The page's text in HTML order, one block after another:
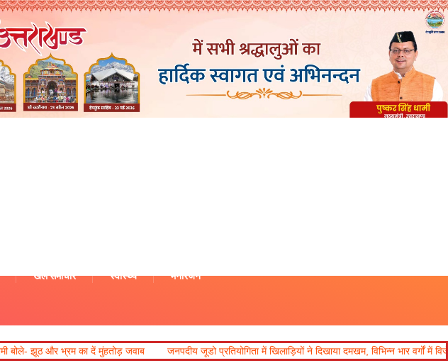
खेल समाचार स्वास्थ्य मनोरंजन
जवाब जनपदीय जूडो प्रतियोगिता में खिलाड़ियों ने दिखाया दमखम, विभिन्न भार वर्गों में विजेता घोषित